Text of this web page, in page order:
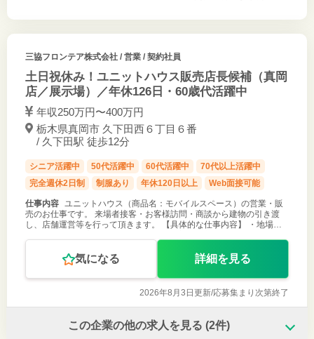
三協フロンテア株式会社/ 営業 / 契約社員
土日祝休み！ユニットハウス販売店長候補（真岡
店／展示場）／年休126日・60歳代活躍中
年収250万円〜400万円
栃木県真岡市 久下田西６丁目６番
/ 久下田駅 徒歩12分
シニア活躍中 50代活躍中 60代活躍中
70代以上活躍中
完全週休2日制
制服あり 年休120日以上 Web面接可能
仕事内容
ユニットハウス（商品名：モバイルスペース）の営業・販
売のお仕事です。 来場者接客・お客様訪問・商談から建物の引き渡
し、店舗運営等を行って頂きます。 【具体的な仕事内容】 ・地場の
気になる 詳細を見る
2026年8月3日更新/応募集まり次第終了
この企業の他の求人を見る (2件)